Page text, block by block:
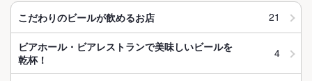
こだわりのビールが飲めるお店 21
ビアホール・ビアレストランで美味しいビールを
乾杯！
4